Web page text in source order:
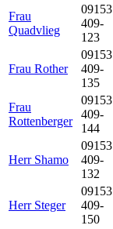
Frau
Quadvlieg
09153
409-
123
Frau Rother
09153
409-
135
Frau
Rottenberger
09153
409-
144
Herr Shamo
09153
409-
132
Herr Steger
09153
409-
150